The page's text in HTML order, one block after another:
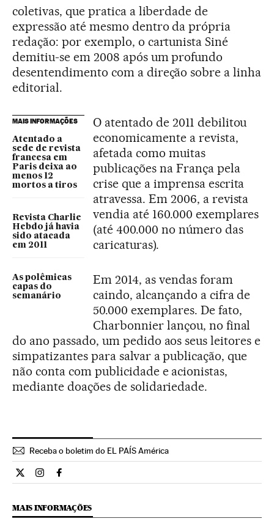
coletivas, que pratica a liberdade de
expressão até mesmo dentro da própria
redação: por exemplo, o cartunista Siné
demitiu-se em 2008 após um profundo
desentendimento com a direção sobre a linha
editorial.
MAIS INFORMAÇÕES
Atentado a
sede de revista
francesa em
Paris deixa ao
menos 12
mortos a tiros
Revista Charlie
Hebdo já havia
sido atacada
em 2011
As polêmicas
capas do
semanário
O atentado de 2011 debilitou
economicamente a revista,
afetada como muitas
publicações na França pela
crise que a imprensa escrita
atravessa. Em 2006, a revista
vendia até 160.000 exemplares
(até 400.000 no número das
caricaturas).
Em 2014, as vendas foram
caindo, alcançando a cifra de
50.000 exemplares. De fato,
Charbonnier lançou, no final
do ano passado, um pedido aos seus leitores e
simpatizantes para salvar a publicação, que
não conta com publicidade e acionistas,
mediante doações de solidariedade.
Receba o boletim do EL PAÍS América
Internacional El País Brasil en Twitter
Internacional El País Brasil en Instagram
Internacional El País Brasil en Facebook
MAIS INFORMAÇÕES